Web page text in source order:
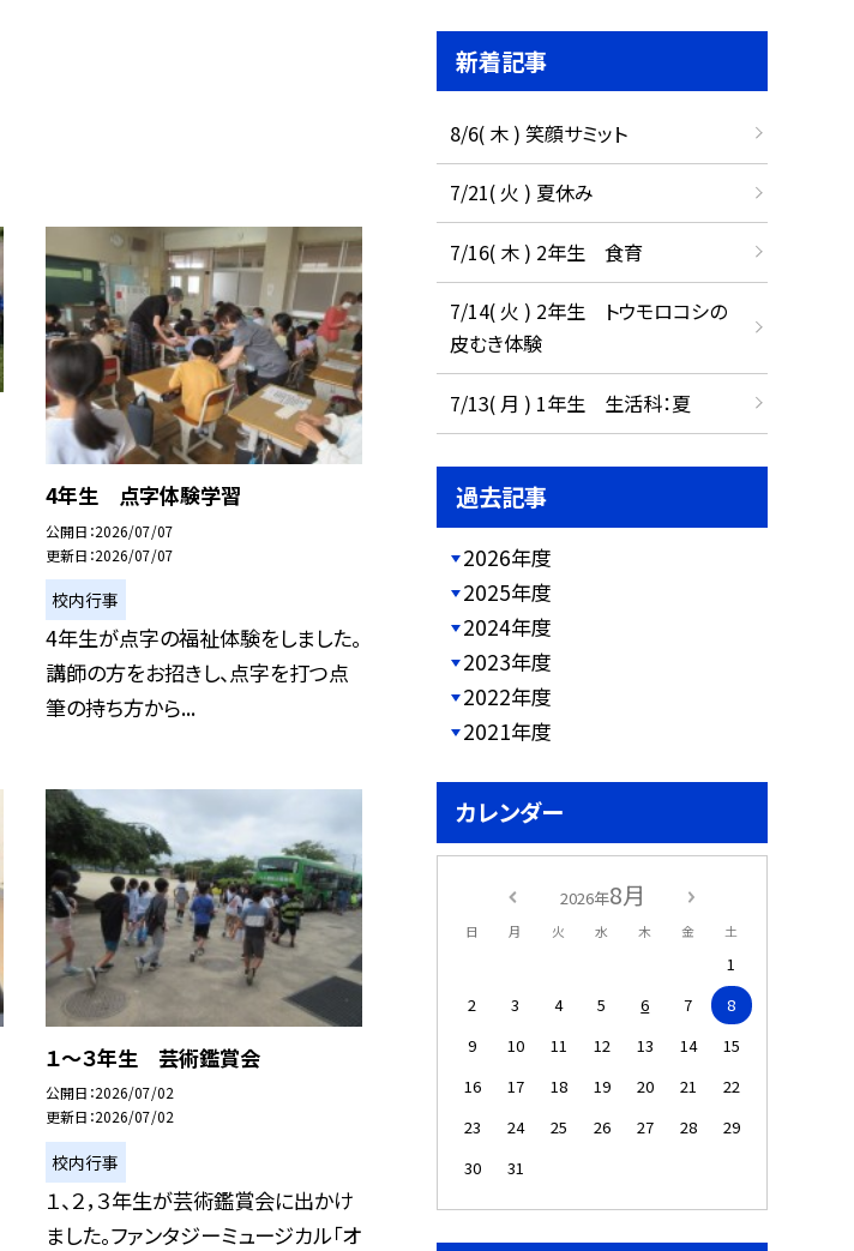
4年生 点字体験学習
公開日 2026/07/07
更新日 2026/07/07
校内行事
4年生が点字の福祉体験をしました。
講師の方をお招きし、点字を打つ点
筆の持ち方から...
１～３年生 芸術鑑賞会
公開日 2026/07/02
更新日 2026/07/02
校内行事
１、２，３年生が芸術鑑賞会に出かけ
ました。ファンタジーミュージカル「オ
新着記事
8/6( 木 ) 笑顔サミット
7/21( 火 ) 夏休み
7/16( 木 ) 2年生 食育
7/14( 火 ) 2年生 トウモロコシの
皮むき体験
7/13( 月 ) 1年生 生活科：夏
過去記事
2026年度
2025年度
2024年度
2023年度
2022年度
2021年度
カレンダー
2026年8月
日 月 火 水 木 金 土
1
2
3 4 5 6 7
8
9
10 11 12 13 14
15
16
17 18 19 20 21
22
23
24 25 26 27 28
29
30
31